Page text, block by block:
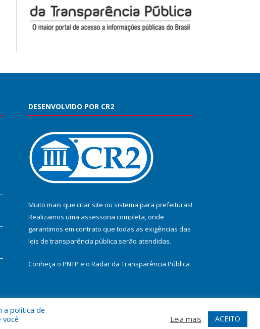
DESENVOLVIDO POR CR2
Muito mais que criar site ou sistema para prefeituras!
Realizamos uma assessoria completa, onde
garantimos em contrato que todas as exigências das
leis de transparência pública serão atendidas.
Conheça o PNTP e o Radar da Transparência Pública
do Site Acessar Webmail
a política de
você
Leia mais ACEITO